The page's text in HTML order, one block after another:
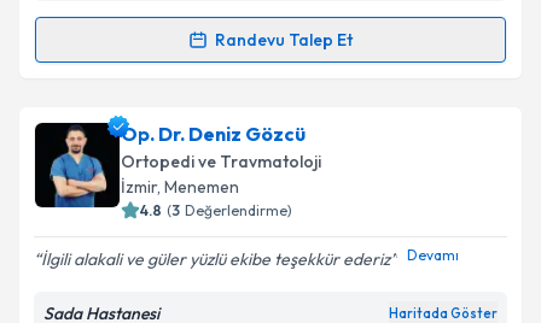
kapsamda işlenmesini kabul ediyorum.
Randevu Talep Et
Randevu Takvimi Talebi
Prof. Dr. Emin Alıcıiçin randevu takvimi talebi
oluşturun. Size bu uzmandan randevu almanız için bir
takvim hazırlandığında e-posta ile bilgilendireceğiz.
Op. Dr. Deniz Gözcü
Ortopedi ve Travmatoloji
İzmir, Menemen
4.8 (3 Değerlendirme)
İlgili alakali ve güler yüzlü ekibe teşekkür ederiz Devamı
Sada Hastanesi Haritada Göster